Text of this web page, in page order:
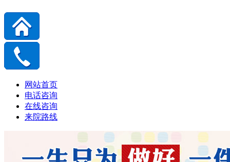
网站首页
电话咨询
在线咨询
来院路线